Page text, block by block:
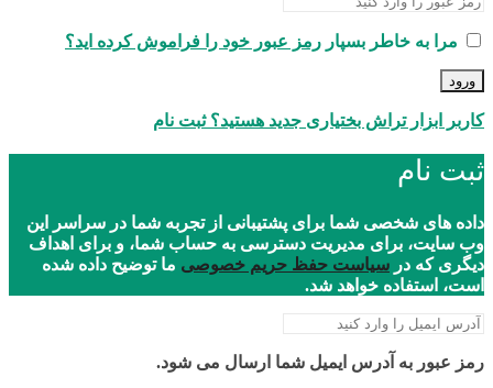
مرا به خاطر بسپار رمز عبور خود را فراموش کرده اید؟
ورود
کاربر ابزار تراش بختیاری جدید هستید؟ ثبت نام
ثبت نام
داده های شخصی شما برای پشتیبانی از تجربه شما در سراسر این
وب سایت، برای مدیریت دسترسی به حساب شما، و برای اهداف
دیگری که در سیاست حفظ حریم خصوصی ما توضیح داده شده
است، استفاده خواهد شد.
رمز عبور به آدرس ایمیل شما ارسال می شود.